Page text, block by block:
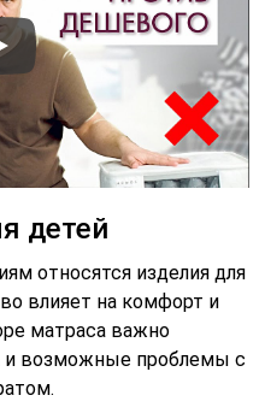
детей
относятся изделия для
влияет на комфорт и
матраса важно
и возможные проблемы с